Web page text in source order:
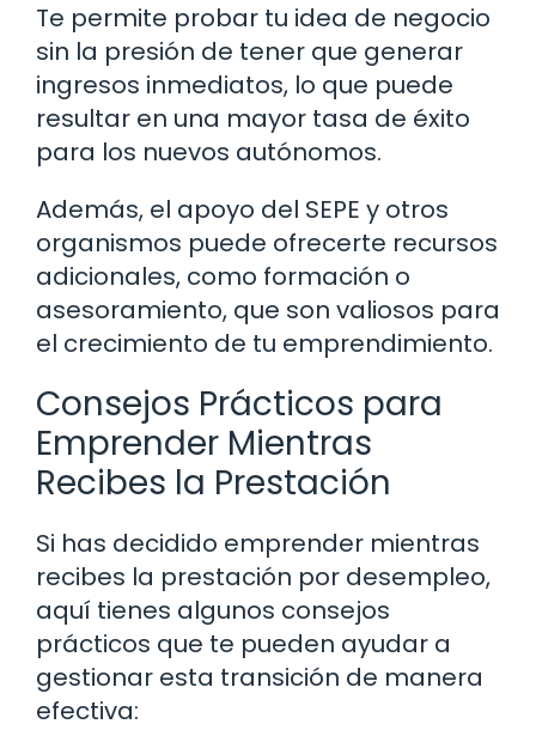
Te permite probar tu idea de negocio
sin la presión de tener que generar
ingresos inmediatos, lo que puede
resultar en una mayor tasa de éxito
para los nuevos autónomos.
Además, el apoyo del SEPE y otros
organismos puede ofrecerte recursos
adicionales, como formación o
asesoramiento, que son valiosos para
el crecimiento de tu emprendimiento.
Consejos Prácticos para
Emprender Mientras
Recibes la Prestación
Si has decidido emprender mientras
recibes la prestación por desempleo,
aquí tienes algunos consejos
prácticos que te pueden ayudar a
gestionar esta transición de manera
efectiva: